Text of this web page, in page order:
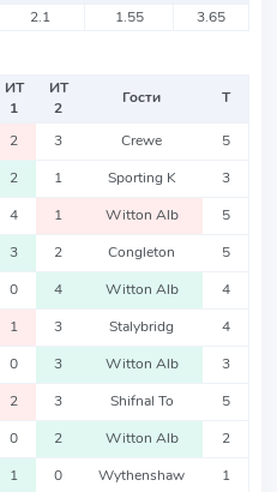
2.1 1.55 3.65
ИТ
1
ИТ
2
Гости Т
2 3 Crewe 5
2 1 Sporting K 3
4 1 Witton Alb 5
3 2 Congleton 5
0 4 Witton Alb 4
1 3 Stalybridg 4
0 3 Witton Alb 3
2 3 Shifnal To 5
0 2 Witton Alb 2
1 0 Wythenshaw 1